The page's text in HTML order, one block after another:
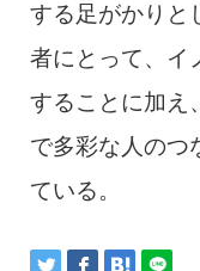
する足がかりと
者にとって、イ
することに加え
で多彩な人のつ
ている。